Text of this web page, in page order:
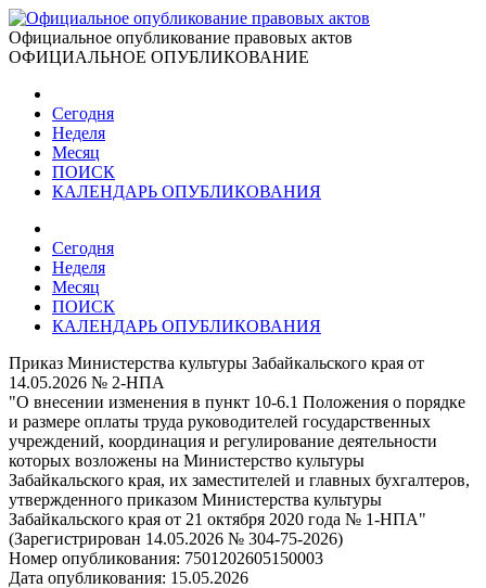
Официальное опубликование правовых актов
ОФИЦИАЛЬНОЕ ОПУБЛИКОВАНИЕ
Сегодня
Неделя
Месяц
ПОИСК
КАЛЕНДАРЬ ОПУБЛИКОВАНИЯ
Сегодня
Неделя
Месяц
ПОИСК
КАЛЕНДАРЬ ОПУБЛИКОВАНИЯ
Приказ Министерства культуры Забайкальского края от
14.05.2026 № 2-НПА
"О внесении изменения в пункт 10-6.1 Положения о порядке
и размере оплаты труда руководителей государственных
учреждений, координация и регулирование деятельности
которых возложены на Министерство культуры
Забайкальского края, их заместителей и главных бухгалтеров,
утвержденного приказом Министерства культуры
Забайкальского края от 21 октября 2020 года № 1-НПА"
(Зарегистрирован 14.05.2026 № 304-75-2026)
Номер опубликования: 7501202605150003
Дата опубликования: 15.05.2026